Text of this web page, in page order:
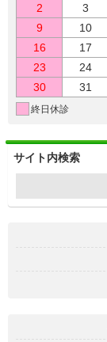
2
3
9
10
16
17
23
24
30
31
終日休診
サイト内検索